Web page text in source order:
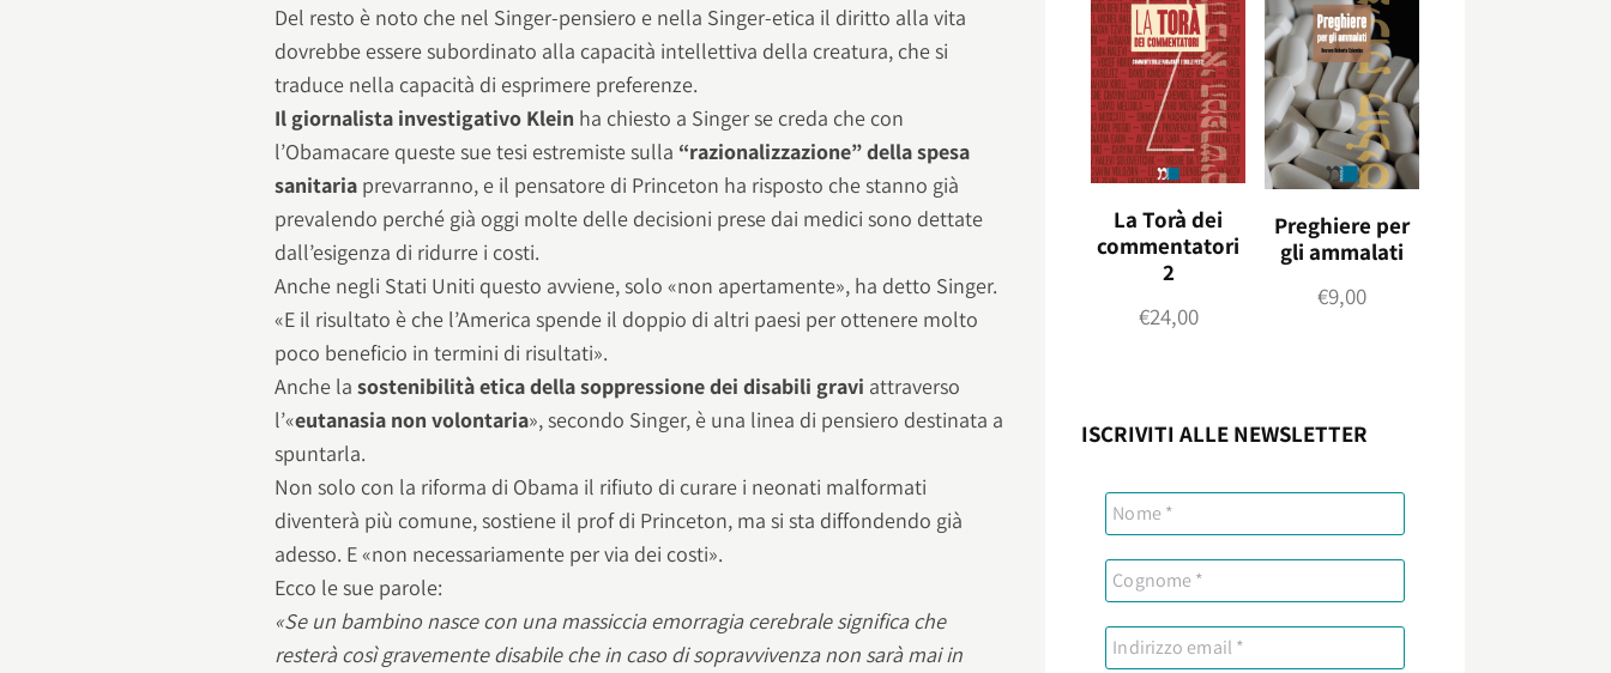
Del resto è noto che nel Singer-pensiero e nella Singer-etica il diritto alla vita
dovrebbe essere subordinato alla capacità intellettiva della creatura, che si
traduce nella capacità di esprimere preferenze.
Il giornalista investigativo Klein ha chiesto a Singer se creda che con
l’Obamacare queste sue tesi estremiste sulla “razionalizzazione” della spesa
sanitaria prevarranno, e il pensatore di Princeton ha risposto che stanno già
prevalendo perché già oggi molte delle decisioni prese dai medici sono dettate
dall’esigenza di ridurre i costi.
Anche negli Stati Uniti questo avviene, solo «non apertamente», ha detto Singer.
«E il risultato è che l’America spende il doppio di altri paesi per ottenere molto
poco beneficio in termini di risultati».
Anche lasostenibilità etica della soppressione dei disabili gravi attraverso
l’«eutanasia non volontaria», secondo Singer, è una linea di pensiero destinata a
spuntarla.
Non solo con la riforma di Obama il rifiuto di curare i neonati malformati
diventerà più comune, sostiene il prof di Princeton, ma si sta diffondendo già
adesso. E «non necessariamente per via dei costi».
Ecco le sue parole:
«Se un bambino nasce con una massiccia emorragia cerebrale significa che
resterà così gravemente disabile che in caso di sopravvivenza non sarà mai in
La Torà dei
commentatori
2
€24,00
Preghiere per
gli ammalati
€9,00
ISCRIVITI ALLE NEWSLETTER